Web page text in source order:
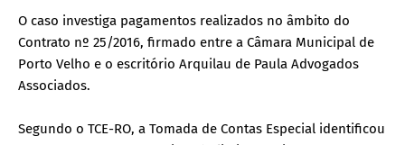
O caso investiga pagamentos realizados no âmbito do
Contrato nº 25/2016, firmado entre a Câmara Municipal de
Porto Velho e o escritório Arquilau de Paula Advogados
Associados.
Segundo o TCE-RO, a Tomada de Contas Especial identificou